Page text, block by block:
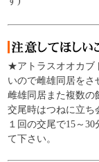
★アトラスオオカブ
いので雌雄同居をさ
雌雄同居また複数の
交尾時はつねに立ち
１回の交尾で15～
て下さい。